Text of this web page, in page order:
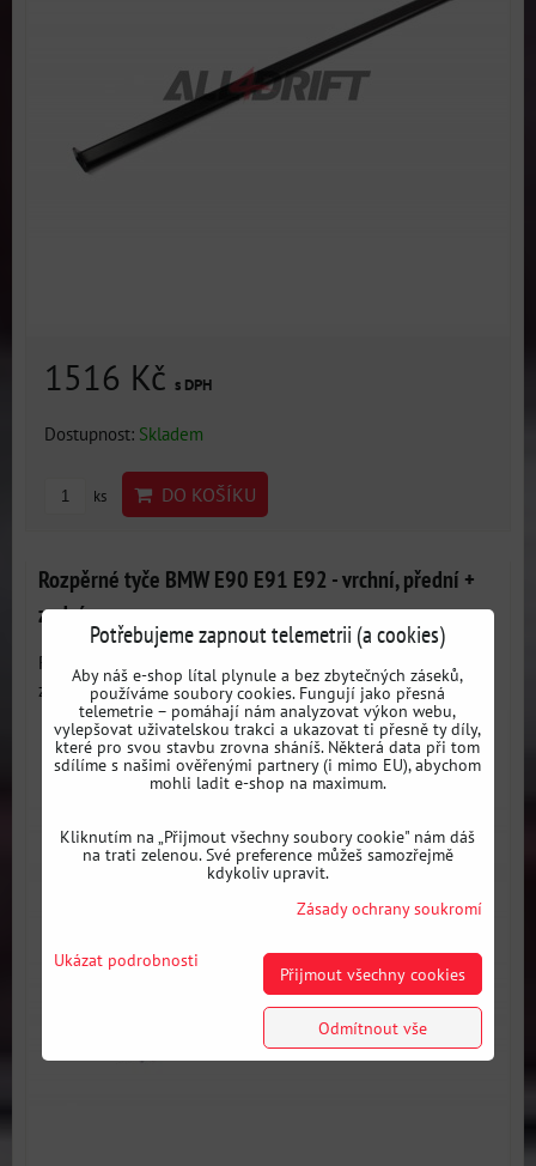
1516 Kč s DPH
Dostupnost: Skladem
ks DO KOŠÍKU
Rozpěrné tyče BMW E90 E91 E92 - vrchní, přední +
zadní
Rozpěra přední a zadní pro BMW E90 E91 E92 - slouží ke
ztužení...
Potřebujeme zapnout telemetrii (a cookies)
Aby náš e-shop lítal plynule a bez zbytečných záseků,
používáme soubory cookies. Fungují jako přesná
telemetrie – pomáhají nám analyzovat výkon webu,
vylepšovat uživatelskou trakci a ukazovat ti přesně ty díly,
které pro svou stavbu zrovna sháníš. Některá data při tom
sdílíme s našimi ověřenými partnery (i mimo EU), abychom
mohli ladit e-shop na maximum.
Kliknutím na „Přijmout všechny soubory cookie" nám dáš
na trati zelenou. Své preference můžeš samozřejmě
kdykoliv upravit.
Zásady ochrany soukromí
Ukázat podrobnosti
Přijmout všechny cookies
Odmítnout vše